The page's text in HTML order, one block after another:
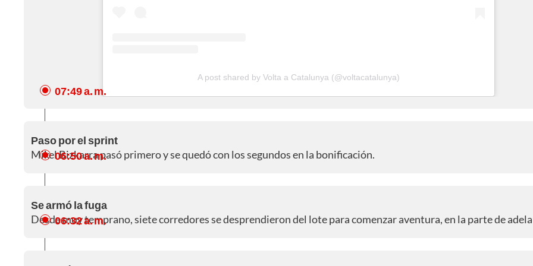
A post shared by Volta a Catalunya (@voltacatalunya)
07:49 a. m.
Paso por el sprint
Mikel Bizkarra pasó primero y se quedó con los segundos en la bonificación.
06:50 a. m.
Se armó la fuga
Desde muy temprano, siete corredores se desprendieron del lote para comenzar aventura, en la parte de
06:32 a. m.